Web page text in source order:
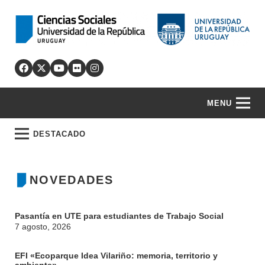
MENU
DESTACADO
NOVEDADES
Pasantía en UTE para estudiantes de Trabajo Social
7 agosto, 2026
EFI «Ecoparque Idea Vilariño: memoria, territorio y